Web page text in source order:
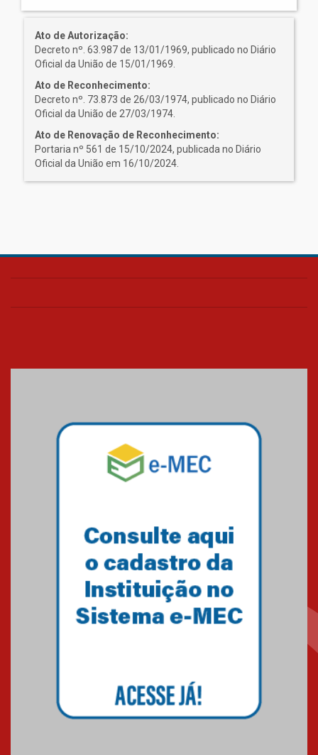
Ato de Autorização:
Decreto nº. 63.987 de 13/01/1969, publicado no Diário
Oficial da União de 15/01/1969.
Ato de Reconhecimento:
Decreto nº. 73.873 de 26/03/1974, publicado no Diário
Oficial da União de 27/03/1974.
Ato de Renovação de Reconhecimento:
Portaria nº 561 de 15/10/2024, publicada no Diário
Oficial da União em 16/10/2024.